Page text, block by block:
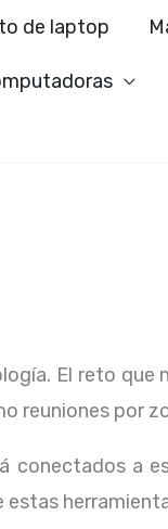
de laptop
El reto
reuniones por
conectados a